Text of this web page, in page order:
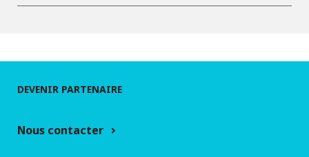
DEVENIR PARTENAIRE
Nous contacter